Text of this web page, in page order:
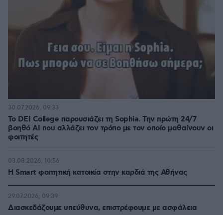
Το DEI College παρουσιάζει τη Sophia. Την πρώτη 24/7
βοηθό AI που αλλάζει τον τρόπο με τον οποίο μαθαίνουν οι
φοιτητές
30.07.2026, 09:33
Η Smart φοιτητική κατοικία στην καρδιά της Αθήνας
03.08.2026, 10:56
Διασκεδάζουμε υπεύθυνα, επιστρέφουμε με ασφάλεια
29.07.2026, 09:39